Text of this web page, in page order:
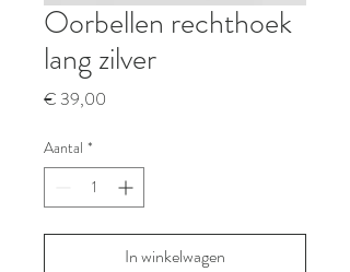
Oorbellen rechthoek
lang zilver
€ 39,00
Aantal *
In winkelwagen